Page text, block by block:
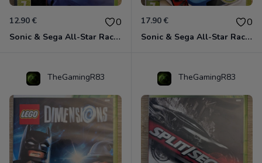
12.90 € 0
Sonic & Sega All-Star Racing avec Banjo-Kazooie Xbox 360
17.90 € 0
Sonic & Sega All-Star Racing - Transformed Xbox 360
TheGamingR83 TheGamingR83